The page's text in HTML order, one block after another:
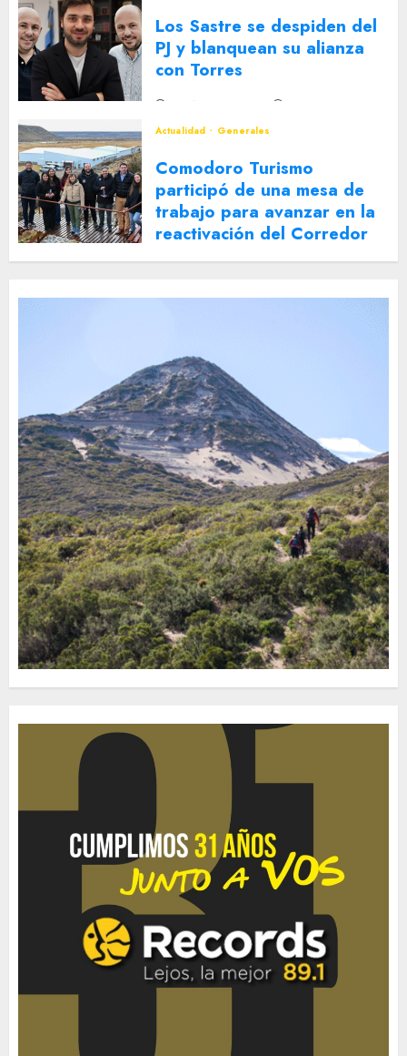
Los Sastre se despiden del
PJ y blanquean su alianza
con Torres
2 DE AGOSTO DE 2026
Actualidad
Generales
Comodoro Turismo
participó de una mesa de
trabajo para avanzar en la
reactivación del Corredor
Turístico Integrado